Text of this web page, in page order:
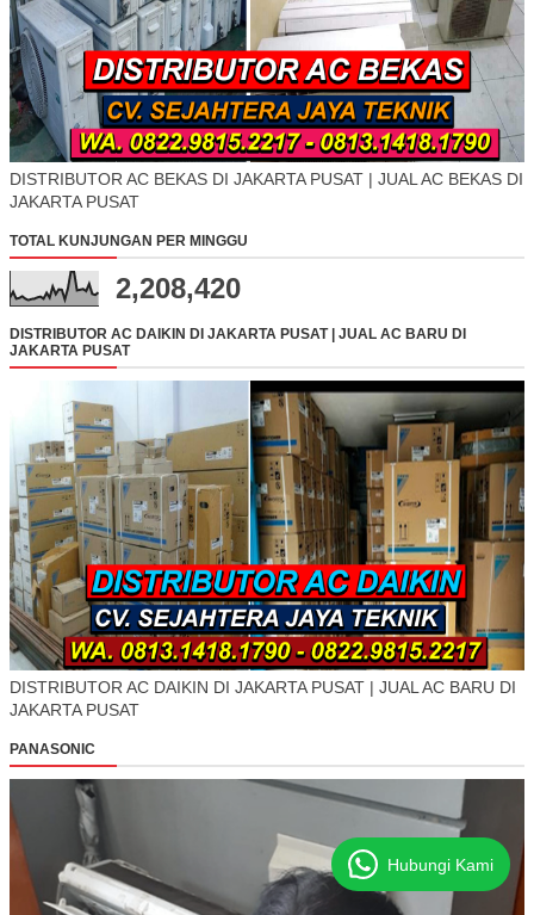
DISTRIBUTOR AC BEKAS DI JAKARTA PUSAT | JUAL AC BEKAS DI
JAKARTA PUSAT
TOTAL KUNJUNGAN PER MINGGU
2,208,420
DISTRIBUTOR AC DAIKIN DI JAKARTA PUSAT | JUAL AC BARU DI
JAKARTA PUSAT
DISTRIBUTOR AC DAIKIN DI JAKARTA PUSAT | JUAL AC BARU DI
JAKARTA PUSAT
PANASONIC
Hubungi Kami